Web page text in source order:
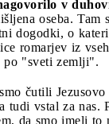
v
oseba.
dogodki, o
romarjev iz
po "sveti zemlji".
čutili Jezusovo
tudi vstal za nas.
da smo imeli to